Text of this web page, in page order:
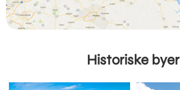
Historiske byer